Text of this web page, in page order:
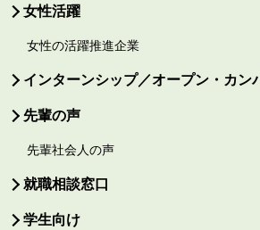
女性活躍
女性の活躍推進企業
インターンシップ／オープン・カン
先輩の声
先輩社会人の声
就職相談窓口
学生向け